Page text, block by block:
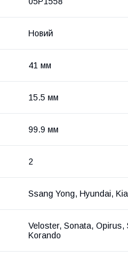
Новий
41 мм
15.5 мм
99.9 мм
2
Ssang Yong, Hyundai, Kia
Veloster, Sonata, Opirus,
Korando